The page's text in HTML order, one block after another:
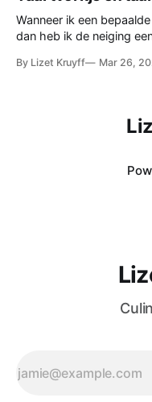
Wanneer ik een
dan heb ik de neiging
Anne Wilson en Eric
By Lizet Kruyff Mar 26,